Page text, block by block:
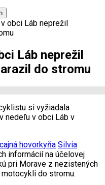
obci Láb neprežil
Láb neprežil
do stromu
si vyžiadala
nedeľu v obci Láb v
hovorkyňa Silvia
informácií na účelovej
pri Morave z nezistených
do stromu.